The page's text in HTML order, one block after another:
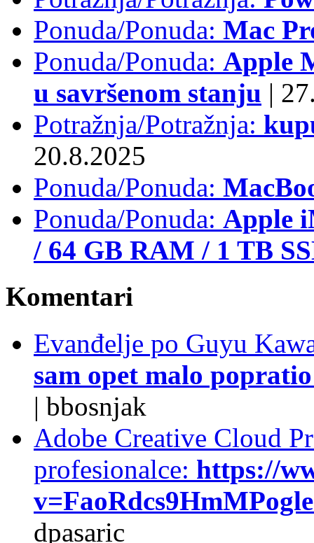
Ponuda/Ponuda: Mac
Ponuda/Ponuda: Apple
u savršenom stanju |
Potražnja/Potražnja:
20.8.2025
Ponuda/Ponuda:
Ponuda/Ponuda: Apple
/ 64 GB RAM / 1 TB
Komentari
Evanđelje po Guyu
sam opet malo
| bbosnjak
Adobe Creative Cloud
profesionalce: https://
dpasaric